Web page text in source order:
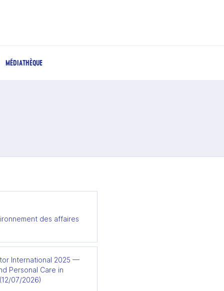
MÉDIATHÈQUE
des affaires
International 2025 —
Personal Care in
07/2026)